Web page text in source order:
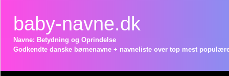
baby-navne.dk
Navne: Betydning og Oprindelse
Godkendte danske børnenavne + navneliste over top mest